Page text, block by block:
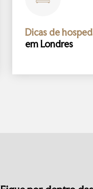
Dicas de
em Londres